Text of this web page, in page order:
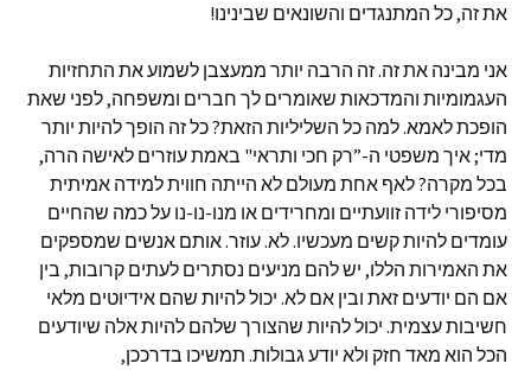
את זה, כל המתנגדים והשונאים שבינינו!
אני מבינה את זה. זה הרבה יותר ממעצבן לשמוע את התחזיות
העגמומיות והמדכאות שאומרים לך חברים ומשפחה, לפני שאת
הופכת לאמא. למה כל השליליות הזאת? כל זה הופך להיות יותר
מדי; איך משפטי ה-”רק חכי ותראי" באמת עוזרים לאישה הרה,
בכל מקרה? לאף אחת מעולם לא הייתה חווית למידה אמיתית
מסיפורי לידה זוועתיים ומחרידים או מנו-נו-נו על כמה שהחיים
עומדים להיות קשים מעכשיו. לא. עוזר. אותם אנשים שמספקים
את האמירות הללו, יש להם מניעים נסתרים לעתים קרובות, בין
אם הם יודעים זאת ובין אם לא. יכול להיות שהם אידיוטים מלאי
חשיבות עצמית. יכול להיות שהצורך שלהם להיות אלה שיודעים
הכל הוא מאד חזק ולא יודע גבולות. תמשיכו בדרככן,